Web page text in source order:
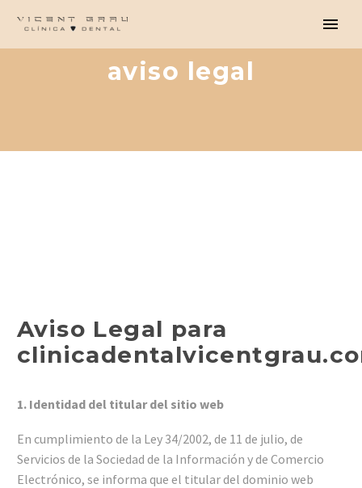
aviso legal
Aviso Legal para
1. Identidad del titular del sitio web
En cumplimiento de la Ley 34/2002, de 11 de julio, de
Servicios de la Sociedad de la Información yde Comercio
Electrónico, se informa que el titular del dominio web